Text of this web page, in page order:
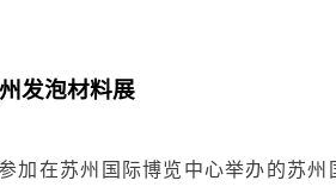
发泡材料展
加在苏州国际博览中心举办的苏